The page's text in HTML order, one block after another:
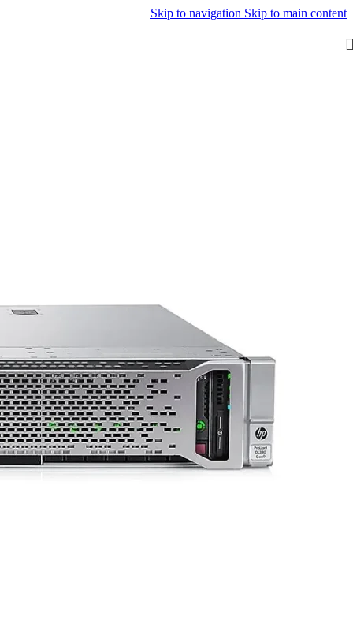
Skip to navigation Skip to main content